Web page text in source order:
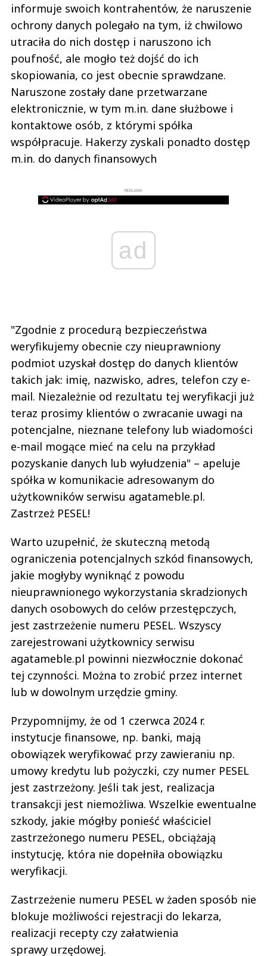
informuje swoich kontrahentów, że naruszenie
ochrony danych polegało na tym, iż chwilowo
utraciła do nich dostęp i naruszono ich
poufność, ale mogło też dojść do ich
skopiowania, co jest obecnie sprawdzane.
Naruszone zostały dane przetwarzane
elektronicznie, w tym m.in. dane służbowe i
kontaktowe osób, z którymi spółka
współpracuje. Hakerzy zyskali ponadto dostęp
m.in. do danych finansowych
REKLAMA
ad
"Zgodnie z procedurą bezpieczeństwa
weryfikujemy obecnie czy nieuprawniony
podmiot uzyskał dostęp do danych klientów
takich jak: imię, nazwisko, adres, telefon czy e-
mail. Niezależnie od rezultatu tej weryfikacji już
teraz prosimy klientów o zwracanie uwagi na
potencjalne, nieznane telefony lub wiadomości
e-mail mogące mieć na celu na przykład
pozyskanie danych lub wyłudzenia" – apeluje
spółka w komunikacie adresowanym do
użytkowników serwisu agatameble.pl.
Zastrzeż PESEL!
Warto uzupełnić, że skuteczną metodą
ograniczenia potencjalnych szkód finansowych,
jakie mogłyby wyniknąć z powodu
nieuprawnionego wykorzystania skradzionych
danych osobowych do celów przestępczych,
jest zastrzeżenie numeru PESEL. Wszyscy
zarejestrowani użytkownicy serwisu
agatameble.pl powinni niezwłocznie dokonać
tej czynności. Można to zrobić przez internet
lub w dowolnym urzędzie gminy.
Przypomnijmy, że od 1 czerwca 2024 r.
instytucje finansowe, np. banki, mają
obowiązek weryfikować przy zawieraniu np.
umowy kredytu lub pożyczki, czy numer PESEL
jest zastrzeżony. Jeśli tak jest, realizacja
transakcji jest niemożliwa. Wszelkie ewentualne
szkody, jakie mógłby ponieść właściciel
zastrzeżonego numeru PESEL, obciążają
instytucję, która nie dopełniła obowiązku
weryfikacji.
Zastrzeżenie numeru PESEL w żaden sposób nie
blokuje możliwości rejestracji do lekarza,
realizacji recepty czy załatwienia
sprawy urzędowej.